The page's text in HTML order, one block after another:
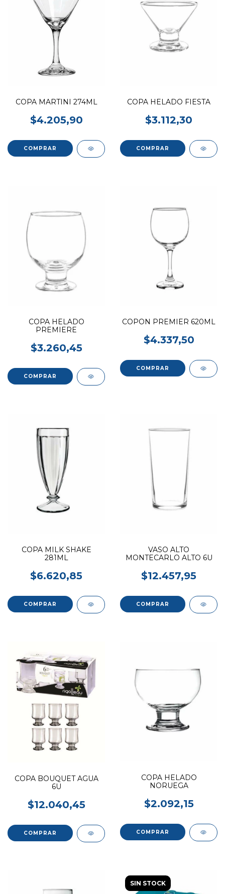
COPA MARTINI 274ML
$4.205,90
COPA HELADO FIESTA
$3.112,30
COPA HELADO
PREMIERE
$3.260,45
COPON PREMIER 620ML
$4.337,50
COPA MILK SHAKE
281ML
$6.620,85
VASO ALTO
MONTECARLO ALTO 6U
$12.457,95
COPA BOUQUET AGUA
6U
$12.040,45
COPA HELADO
NORUEGA
$2.092,15
SIN STOCK